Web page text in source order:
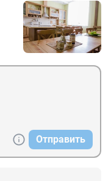
Отправить